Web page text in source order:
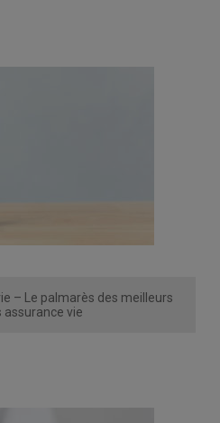
– Le palmarès des meilleurs
assurance vie